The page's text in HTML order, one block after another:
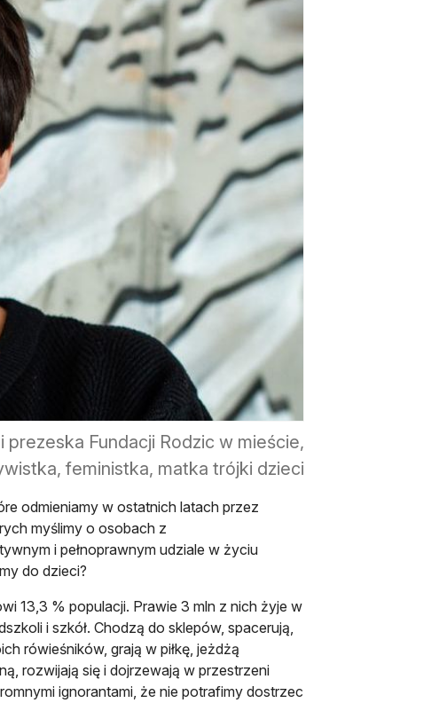
prezeska Fundacji Rodzic w mieście,
feministka, matka trójki dzieci
odmieniamy w ostatnich latach przez
myślimy o osobach z
i pełnoprawnym udziale w życiu
do dzieci?
13,3 % populacji. Prawie 3 mln z nich żyje w
i szkół. Chodzą do sklepów, spacerują,
rówieśników, grają w piłkę, jeżdżą
rozwijają się i dojrzewają w przestrzeni
ignorantami, że nie potrafimy dostrzec